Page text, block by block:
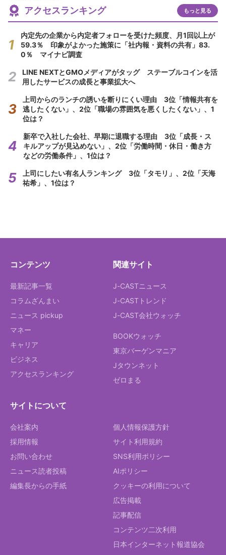
アクセスランキング もっと見る
内定先の企業から内定者フォローを受けた頻度、月1回以上が
59.3％ 印象がよかった施策に「社内報・資料の共有」83.
0％ マイナビ調査
LINE NEXTとGMOメディアがタッグ ステーブルコインを活
用したサービスの成長と事業拡大へ
上司からのランチの誘いを断りにくい理由 3位「情報共有を
逃したくない」、2位「職場の雰囲気を悪くしたくない」、1
位は？
新卒で入社した会社、早期に退職する理由 3位「成長・ス
キルアップが見込めない」、2位「労働時間・休日・働き方
などの労働条件」、1位は？
上司にしたい有名人ランキング 3位「タモリ」、2位「天海
祐希」、1位は？
コンテンツ
最新記事一覧
コラムざんまい
ニュース pickup
マネー
キャリア
ビジネス
アクセスランキング
関連サイト
J-CASTニュース
J-CASTトレンド
J-CAST会社ウォッチ
BOOKウォッチ
東京バーゲンマニア
Jタウンネット
ゼロまる
サイトについて
会社案内
採用情報
お問い合わせ
ニュース読者投稿
編集長からの手紙
個人情報保護方針
サイト利用規約
SNS利用ポリシー
AIポリシー
クッキーの利用について
広告掲載
記事配信
コンテンツ二次利用
日本インターネット報道協会